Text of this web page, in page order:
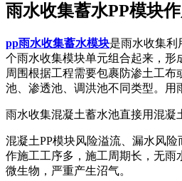
雨水收集蓄水PP模块作
pp雨水收集蓄水模块是雨水收集利
个雨水收集模块单元组合起来，形
周围根据工程需要包裹防渗土工布
池、渗透池、调洪池不同类型。用
雨水收集混凝土蓄水池直接用混凝
混凝土PP模块风险溢流、漏水风
作施工工序多，施工周期长，无雨
微生物，严重产生沼气。